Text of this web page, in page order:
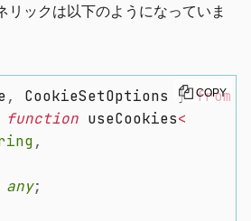
ックは以下のようになっていま
, CookieSetOptions } from
function useCookies<
,
any;
COPY